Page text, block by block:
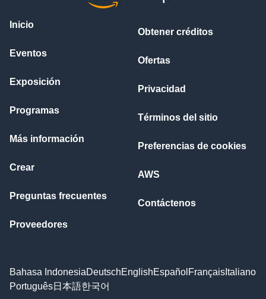
Inicio
Eventos
Exposición
Programas
Más información
Crear
Preguntas frecuentes
Proveedores
Obtener créditos
Ofertas
Privacidad
Términos del sitio
Preferencias de cookies
AWS
Contáctenos
Bahasa IndonesiaDeutschEnglishEspañol Français Italiano
Português日本語한국어